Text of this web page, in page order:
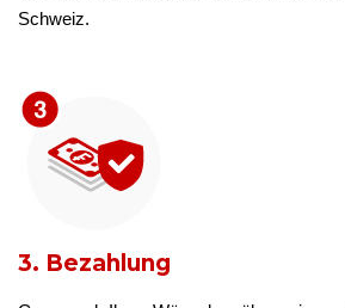
Schweiz.
3. Bezahlung